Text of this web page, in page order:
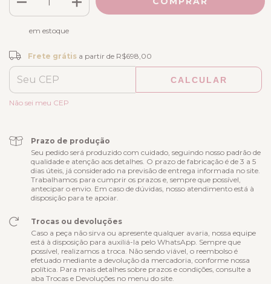
em estoque
Frete grátis R$698,00
Entregas para o CEP: ALTERAR CEP
Frete grátisa partir de R$698,00
CALCULAR
Não sei meu CEP
Prazo de produção
Seu pedido será produzido com cuidado, seguindo nosso padrão de
qualidade e atenção aos detalhes. O prazo de fabricação é de 3 a 5
dias úteis, já considerado na previsão de entrega informada no site.
Trabalhamos para cumprir os prazos e, sempre que possível,
antecipar o envio. Em caso de dúvidas, nosso atendimento está à
disposição para te apoiar.
Trocas ou devoluções
Caso a peça não sirva ou apresente qualquer avaria, nossa equipe
está à disposição para auxiliá-la pelo WhatsApp. Sempre que
possível, realizamos a troca. Não sendo viável, o reembolso é
efetuado mediante a devolução da mercadoria, conforme nossa
política. Para mais detalhes sobre prazos e condições, consulte a
aba Trocas e Devoluções no menu do site.